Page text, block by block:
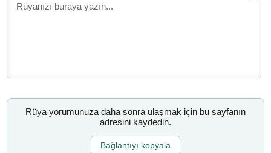
Rüya yorumunuza daha sonra ulaşmak için bu sayfanın
adresini kaydedin.
Bağlantıyı kopyala